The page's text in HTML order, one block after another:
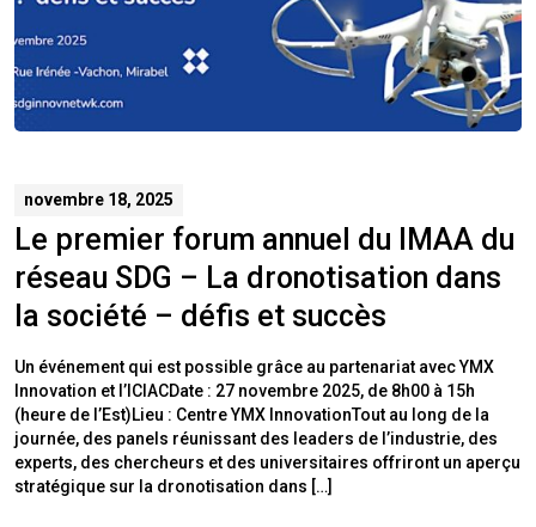
novembre 18, 2025
Le premier forum annuel du IMAA du
réseau SDG – La dronotisation dans
la société – défis et succès
Un événement qui est possible grâce au partenariat avec YMX
Innovation et l’ICIACDate : 27 novembre 2025, de 8h00 à 15h
(heure de l’Est)Lieu : Centre YMX InnovationTout au long de la
journée, des panels réunissant des leaders de l’industrie, des
experts, des chercheurs et des universitaires offriront un aperçu
stratégique sur la dronotisation dans […]